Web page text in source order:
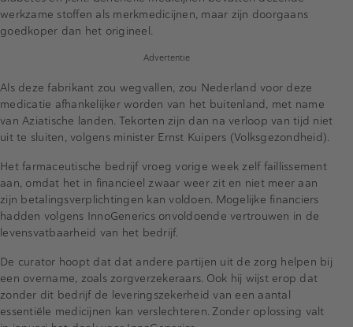
werkzame stoffen als merkmedicijnen, maar zijn doorgaans
goedkoper dan het origineel.
Advertentie
Als deze fabrikant zou wegvallen, zou Nederland voor deze
medicatie afhankelijker worden van het buitenland, met name
van Aziatische landen. Tekorten zijn dan na verloop van tijd niet
uit te sluiten, volgens minister Ernst Kuipers (Volksgezondheid).
Het farmaceutische bedrijf vroeg vorige week zelf faillissement
aan, omdat het in financieel zwaar weer zit en niet meer aan
zijn betalingsverplichtingen kan voldoen. Mogelijke financiers
hadden volgens InnoGenerics onvoldoende vertrouwen in de
levensvatbaarheid van het bedrijf.
De curator hoopt dat dat andere partijen uit de zorg helpen bij
een overname, zoals zorgverzekeraars. Ook hij wijst erop dat
zonder dit bedrijf de leveringszekerheid van een aantal
essentiële medicijnen kan verslechteren. Zonder oplossing valt